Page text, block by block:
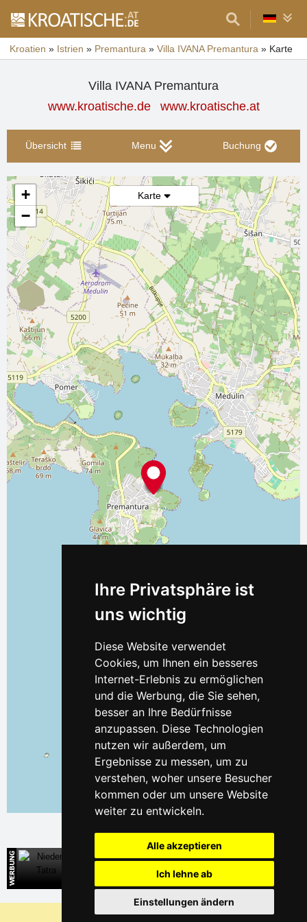
Ihre Privatsphäre ist
uns wichtig
Diese Website verwendet
Cookies, um Ihnen ein besseres
Internet-Erlebnis zu ermöglichen
und die Werbung, die Sie sehen,
besser an Ihre Bedürfnisse
anzupassen. Diese Technologien
nutzen wir außerdem, um
Ergebnisse zu messen, um zu
verstehen, woher unsere Besucher
kommen oder um unsere Website
weiter zu entwickeln.
Alle akzeptieren
Ich lehne ab
Einstellungen ändern
Kroatien » Istrien » Premantura » Villa IVANA Premantura » Karte
Villa IVANA Premantura
www.kroatische.de
www.kroatische.at
Übersicht Menu Buchung
Karte
+
−
Leaflet| ©
Niedere Tatra
Direkte Kontakte auf die Unterkunft in der Slowakei
Warum sind unsere Server am billigsten?